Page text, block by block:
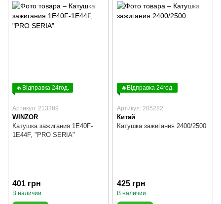
🔥Відправка 24год.
Артикул: 213389
WINZOR
Катушка зажигания 1E40F-
1E44F, "PRO SERIA"
401 грн
В наличии
🔥Відправка 24год.
Артикул: 205282
Китай
Катушка зажигания 2400/2500
425 грн
В наличии